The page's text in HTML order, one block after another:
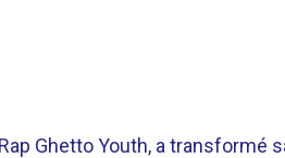
Ghetto Youth, a transformé